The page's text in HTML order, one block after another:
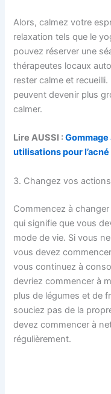
Alors, calmez votre
relaxation tels que le
pouvez réserver une
thérapeutes locaux
rester calme et
peuvent devenir plus
calmer.
Lire AUSSI :
utilisations pour l’acné
3. Changez vos
Commencez à
qui signifie que vous
mode de vie. Si vous
vous devez
vous continuez à
devriez commencer à
plus de légumes et de
souciez pas de la
devez commencer à
régulièrement.